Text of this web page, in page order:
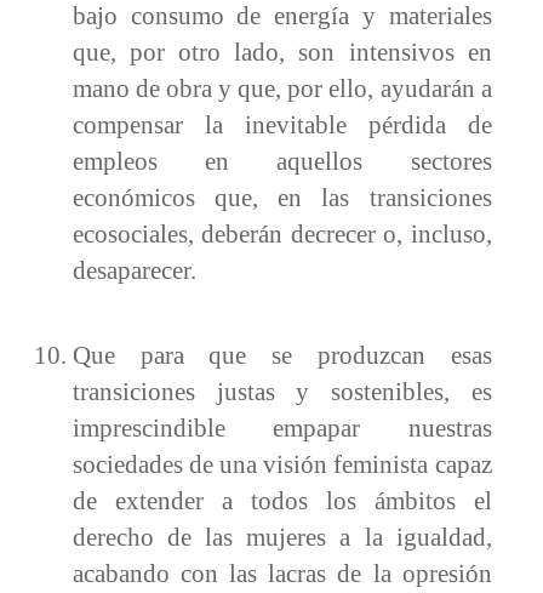
bajo consumo de energía y materiales
que, por otro lado, son intensivos en
mano de obra y que, por ello, ayudarán a
compensar la inevitable pérdida de
empleos en aquellos sectores
económicos que, en las transiciones
ecosociales, deberán decrecer o, incluso,
desaparecer.
Que para que se produzcan esas
transiciones justas y sostenibles, es
imprescindible empapar nuestras
sociedades de una visión feminista capaz
de extender a todos los ámbitos el
derecho de las mujeres a la igualdad,
acabando con las lacras de la opresión